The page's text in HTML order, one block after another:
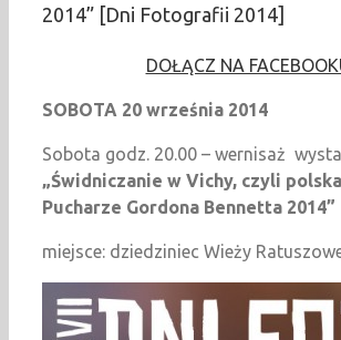
2014” [Dni Fotografii 2014]
DOŁĄCZ NA
SOBOTA 20 września 2014
Sobota godz. 20.00 – wernisaż
„Świdniczanie w Vichy, czyli
Pucharze Gordona Bennetta 2014”
miejsce: dziedziniec Wieży